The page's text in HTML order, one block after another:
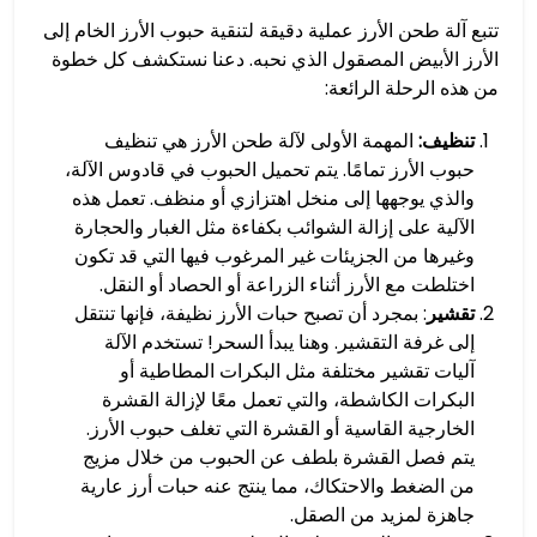
تتبع آلة طحن الأرز عملية دقيقة لتنقية حبوب الأرز الخام إلى
الأرز الأبيض المصقول الذي نحبه. دعنا نستكشف كل خطوة
من هذه الرحلة الرائعة:
تنظيف: المهمة الأولى لآلة طحن الأرز هي تنظيف
حبوب الأرز تمامًا. يتم تحميل الحبوب في قادوس الآلة،
والذي يوجهها إلى منخل اهتزازي أو منظف. تعمل هذه
الآلية على إزالة الشوائب بكفاءة مثل الغبار والحجارة
وغيرها من الجزيئات غير المرغوب فيها التي قد تكون
اختلطت مع الأرز أثناء الزراعة أو الحصاد أو النقل.
تقشير: بمجرد أن تصبح حبات الأرز نظيفة، فإنها تنتقل
إلى غرفة التقشير. وهنا يبدأ السحر! تستخدم الآلة
آليات تقشير مختلفة مثل البكرات المطاطية أو
البكرات الكاشطة، والتي تعمل معًا لإزالة القشرة
الخارجية القاسية أو القشرة التي تغلف حبوب الأرز.
يتم فصل القشرة بلطف عن الحبوب من خلال مزيج
من الضغط والاحتكاك، مما ينتج عنه حبات أرز عارية
جاهزة لمزيد من الصقل.